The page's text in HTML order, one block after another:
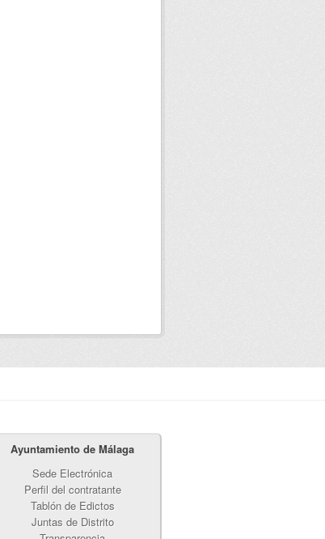
Ayuntamiento de Málaga
Sede Electrónica
Perfil del contratante
Tablón de Edictos
Juntas de Distrito